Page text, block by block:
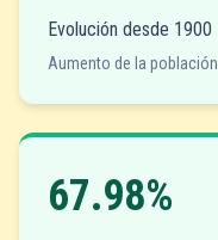
Evolución desde 1900
Aumento de la población
67.98%